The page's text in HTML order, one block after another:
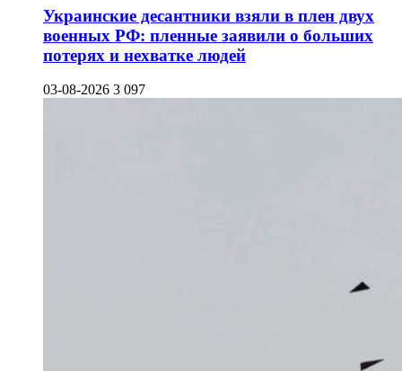
Украинские десантники взяли в плен двух
военных РФ: пленные заявили о больших
потерях и нехватке людей
03-08-2026 3 097